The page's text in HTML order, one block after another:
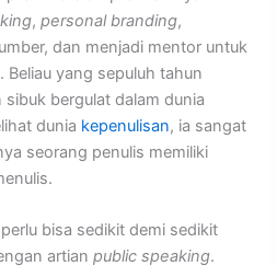
,personal branding,
dan menjadi mentor untuk
yang sepuluh tahun
bergulat dalam dunia
dunia kepenulisan, ia sangat
seorang penulis memiliki
bisa sedikit demi sedikit
artianpublic speaking.